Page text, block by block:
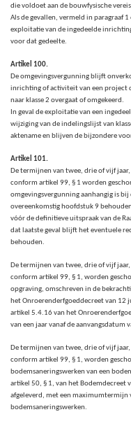
die voldoet aan de bouwfysische
Als de gevallen, vermeld in paragraaf
exploitatie van de ingedeelde
voor dat gedeelte.
Artikel 100.
De omgevingsvergunning blijft
inrichting of activiteit van een project
naar klasse 2 overgaat of omgekeerd.
In geval de exploitatie van een
wijziging van de indelingslijst van
aktename en blijven de bijzondere
Artikel 101.
De termijnen van twee, drie of vijf
conform artikel 99, § 1 worden
omgevingsvergunning aanhangig is
overeenkomstig hoofdstuk 9
vóór de definitieve uitspraak van de
dat laatste geval blijft het eventuele
behouden.
De termijnen van twee, drie of vijf
conform artikel 99, § 1, worden
opgraving, omschreven in de
het Onroerenderfgoeddecreet van 12
artikel 5.4.16 van het
van een jaar vanaf de aanvangsdatum
De termijnen van twee, drie of vijf
conform artikel 99, § 1, worden
bodemsaneringswerken van een
artikel 50, § 1, van het
afgeleverd, met een maximumtermijn
bodemsaneringswerken.